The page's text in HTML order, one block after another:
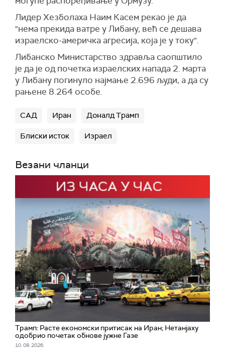
релативног мира у региону од 8. априла, када
је ступио на снагу прекид ватре између
Вашингтона и Техерана.
Министарство унутрашњих послова
Уједињених Арапских Емирата издало је
упозорење о потенцијалној ракетној претњи и
позвале грађане да потраже склоништа.
"Због тренутне ситуације, потенцијалних
место у најближој обезбеђеној згради, држите
се подаље од прозора, врата и отворених
простора. Сачекајте даља упутства", наводи се
Шарџе путем СМС поруке, преноси
саопштењу.
"Мерск" је саопштио да је транзит завршен без
инцидената и да је цела посада безбедна и
неповређена.
(Танјуг)
Лидер Хезболаха Наим Касем рекао је да
"нема прекида ватре у Либану, већ се дешава
израелско-америчка агресија, која је у току".
Либанско Министарство здравља саопштило
је да је од почетка израелских напада 2. марта
у Либану погинуло најмање 2.696 људи, а да су
рањене 8.264 особе.
САД Иран Доналд Трамп
Блиски исток Израел
Везани чланци
Трамп: Расте економски притисак на Иран; Нетанјаху
одобрио почетак обнове јужне Газе
10. 08. 2026.